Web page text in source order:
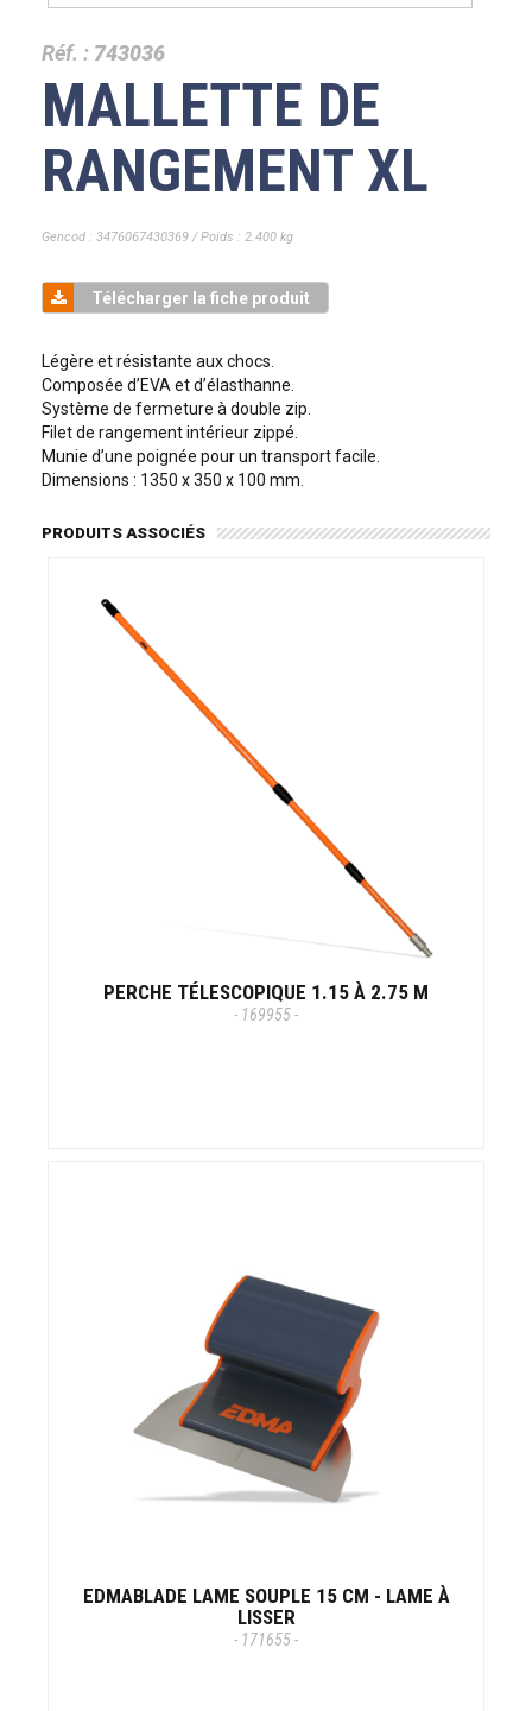
Réf. : 743036
MALLETTE DE
RANGEMENT XL
Gencod : 3476067430369 / Poids : 2.400 kg
Télécharger la fiche produit
Légère et résistante aux chocs.
Composée d’EVA et d’élasthanne.
Système de fermeture à double zip.
Filet de rangement intérieur zippé.
Munie d’une poignée pour un transport facile.
Dimensions : 1350 x 350 x 100 mm.
PRODUITS ASSOCIÉS
PERCHE TÉLESCOPIQUE 1.15 À 2.75 M
- 169955 -
EDMABLADE LAME SOUPLE 15 CM - LAME À
LISSER
- 171655 -